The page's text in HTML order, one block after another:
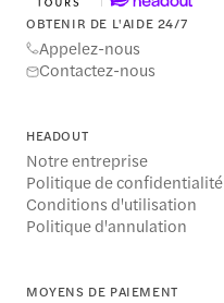
OBTENIR DE L'AIDE 24/7
Appelez-nous
Contactez-nous
HEADOUT
Notre entreprise
Politique de confidentialité
Conditions d'utilisation
Politique d'annulation
MOYENS DE PAIEMENT